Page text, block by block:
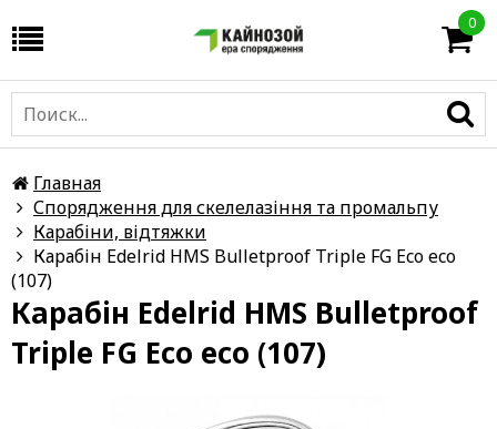
0
Главная
Спорядження для скелелазіння та промальпу
Карабіни, відтяжки
Карабін Edelrid HMS Bulletproof Triple FG Eco eco
(107)
Карабін Edelrid HMS Bulletproof
Triple FG Eco eco (107)